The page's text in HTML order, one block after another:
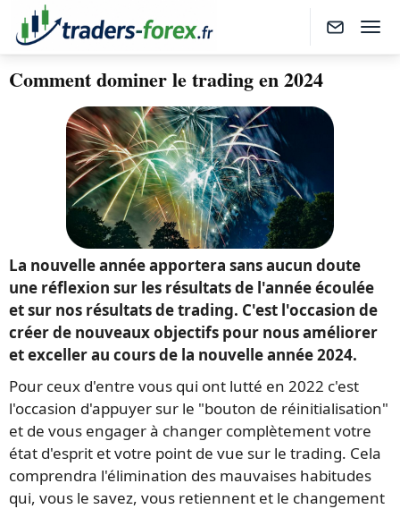
Comment dominer le trading en 2024
La nouvelle année apportera sans aucun doute
une réflexion sur les résultats de l'année écoulée
et sur nos résultats de trading. C'est l'occasion de
créer de nouveaux objectifs pour nous améliorer
et exceller au cours de la nouvelle année 2024.
Pour ceux d'entre vous qui ont lutté en 2022 c'est
l'occasion d'appuyer sur le "bouton de réinitialisation"
et de vous engager à changer complètement votre
état d'esprit et votre point de vue sur le trading. Cela
comprendra l'élimination des mauvaises habitudes
qui, vous le savez, vous retiennent et le changement